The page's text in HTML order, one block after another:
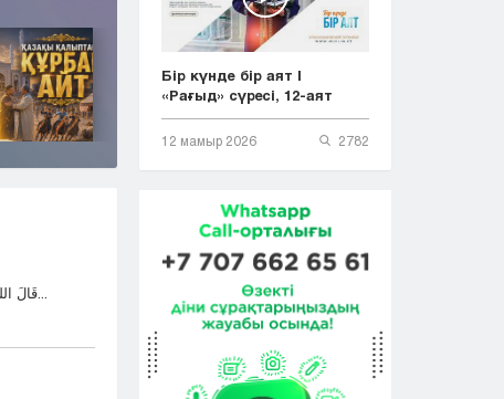
قَالَ اللهُ تَعَالَى: وَمَٓا اُبَرِّئُ نَفْسِي إِنَّ النَّفْسَ لَأَمَّارَةٌ...
Бір күнде бір аят |
«Рағыд» сүресі, 12-аят
12 мамыр 2026 2782